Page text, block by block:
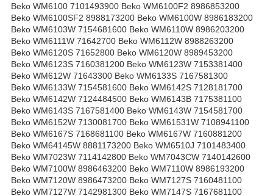
Beko WM6100 7101493900 Beko WM6100F2 8986853200
Beko WM6100SF2 8988173200 Beko WM6100W 8986183200
Beko WM6103W 7154681600 Beko WM6110W 8986203200
Beko WM6111W 71642700 Beko WM6112W 8988263200
Beko WM6120S 71652800 Beko WM6120W 8989453200
Beko WM6123S 7160381200 Beko WM6123W 7153381400
Beko WM612W 71643300 Beko WM6133S 7167581300
Beko WM6133W 7154581600 Beko WM6142S 7128181700
Beko WM6142W 7124484500 Beko WM6143B 7175381100
Beko WM6143S 7167581400 Beko WM6143W 7154581700
Beko WM6152W 7130081700 Beko WM61531W 7108941100
Beko WM6167S 7168681100 Beko WM6167W 7160881200
Beko WM64145W 8881173200 Beko WM6510J 7101483400
Beko WM7023W 7114142800 Beko WM7043CW 7140142600
Beko WM7100W 8986463200 Beko WM7110W 8986193200
Beko WM7120W 8986473200 Beko WM7127S 7160481100
Beko WM7127W 7142981300 Beko WM7147S 7167681100